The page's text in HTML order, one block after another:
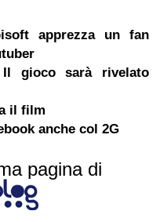
apprezza un fan
gioco sarà rivelato
il film
anche col 2G
pagina di